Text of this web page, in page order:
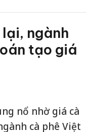
ngành
tạo giá
nổ nhờ giá cà
cà phê Việt